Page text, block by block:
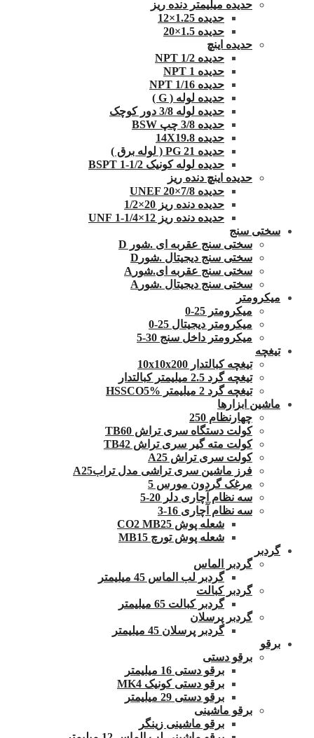
حدیده میلیمتر دنده ریز
حدیده 1.25×12
حدیده 1.5×20
حدیده اینچ
حدیده 1/2 NPT
حدیده NPT 1
حدیده 1/16 NPT
حدیده لوله ( G )
حدیده لوله 3/8 دور کوچک
حدیده 3/8 چپ BSW
حدیده 14X19.8
حدیده 21 PG ( لوله برق )
حدیده لوله کونیک 1/2-1 BSPT
حدیده اینچ دنده ریز
حدیده UNEF 20×7/8
حدیده دنده ریز 20×1/2
حدیده دنده ریز 12×1/4-1 UNF
سختی سنج
سختی سنج عقربه ای .شور D
سختی سنج دیجیتال .شورD
سختی سنج عقربه ای.شورA
سختی سنج دیجیتال .شورA
میکرومتر
میکرومتر 25-0
میکرومتر دیجیتال 25-0
میکرومتر داخل سنج 30-5
تیغچه
تیغچه کبالتدار 10x10x200
تیغچه گرد 2.5 میلیمتر کبالتدار
تیغچه گرد 2 میلیمتر HSSCO5%
ماشین ابزارها
چهارنظام 250
کولت دستگاه سری تراش TB60
کولت مته گیر سری تراش TB42
کولت سری تراش A25
فرز ماشین سری تراشی مدل ترابA25
مرغک گردون مورس 5
سه نظام آچاری دلر 20-5
سه نظام آچاری 16-3
شعله پوش CO2 MB25
شعله پوش تورچ MB15
گردبر
گردبر الماس
گردبر لب الماس 45 میلیمتر
گردبر کبالت
گردبر کبالت 65 میلیمتر
گردبر پرسلان
گردبر پرسلان 45 میلیمتر
برقو
برقو دستی
برقو دستی 16 میلیمتر
برقو دستی کونیک MK4
برقو دستی 29 میلیمتر
برقو ماشینی
برقو ماشینی زینگر